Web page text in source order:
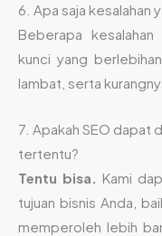
6. Apa saja kesalahan
Beberapa
kunci yang
lambat, serta
7. Apakah SEO dapat
tertentu?
Tentu bisa. Kami
tujuan bisnis Anda,
memperoleh lebih